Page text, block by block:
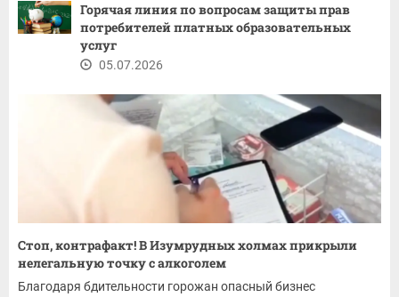
Горячая линия по вопросам защиты прав
потребителей платных образовательных
услуг
05.07.2026
Стоп, контрафакт! В Изумрудных холмах прикрыли
нелегальную точку с алкоголем
Благодаря бдительности горожан опасный бизнес